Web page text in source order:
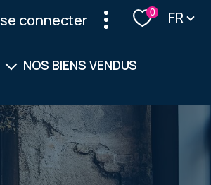
se connecter 0 Langue
FR
NOS BIENS VENDUS